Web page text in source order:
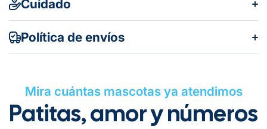
Cuidado
Política de envíos
Mira cuántas mascotas ya atendimos
Patitas, amor y números